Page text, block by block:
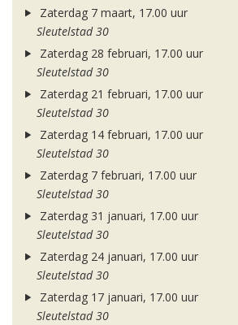
Zaterdag 7 maart, 17.00 uur
Sleutelstad 30
Zaterdag 28 februari, 17.00 uur
Sleutelstad 30
Zaterdag 21 februari, 17.00 uur
Sleutelstad 30
Zaterdag 14 februari, 17.00 uur
Sleutelstad 30
Zaterdag 7 februari, 17.00 uur
Sleutelstad 30
Zaterdag 31 januari, 17.00 uur
Sleutelstad 30
Zaterdag 24 januari, 17.00 uur
Sleutelstad 30
Zaterdag 17 januari, 17.00 uur
Sleutelstad 30